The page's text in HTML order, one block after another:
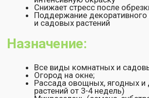
обработку растений можно проводить во
время цветения и плодоношения
Рекомендованные нормы